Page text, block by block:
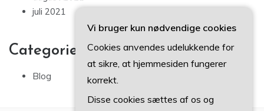
juli 2021
Categories
Blog
Vi bruger kun nødvendige cookies
Cookies anvendes udelukkende for
at sikre, at hjemmesiden fungerer
korrekt.
Disse cookies sættes af os og